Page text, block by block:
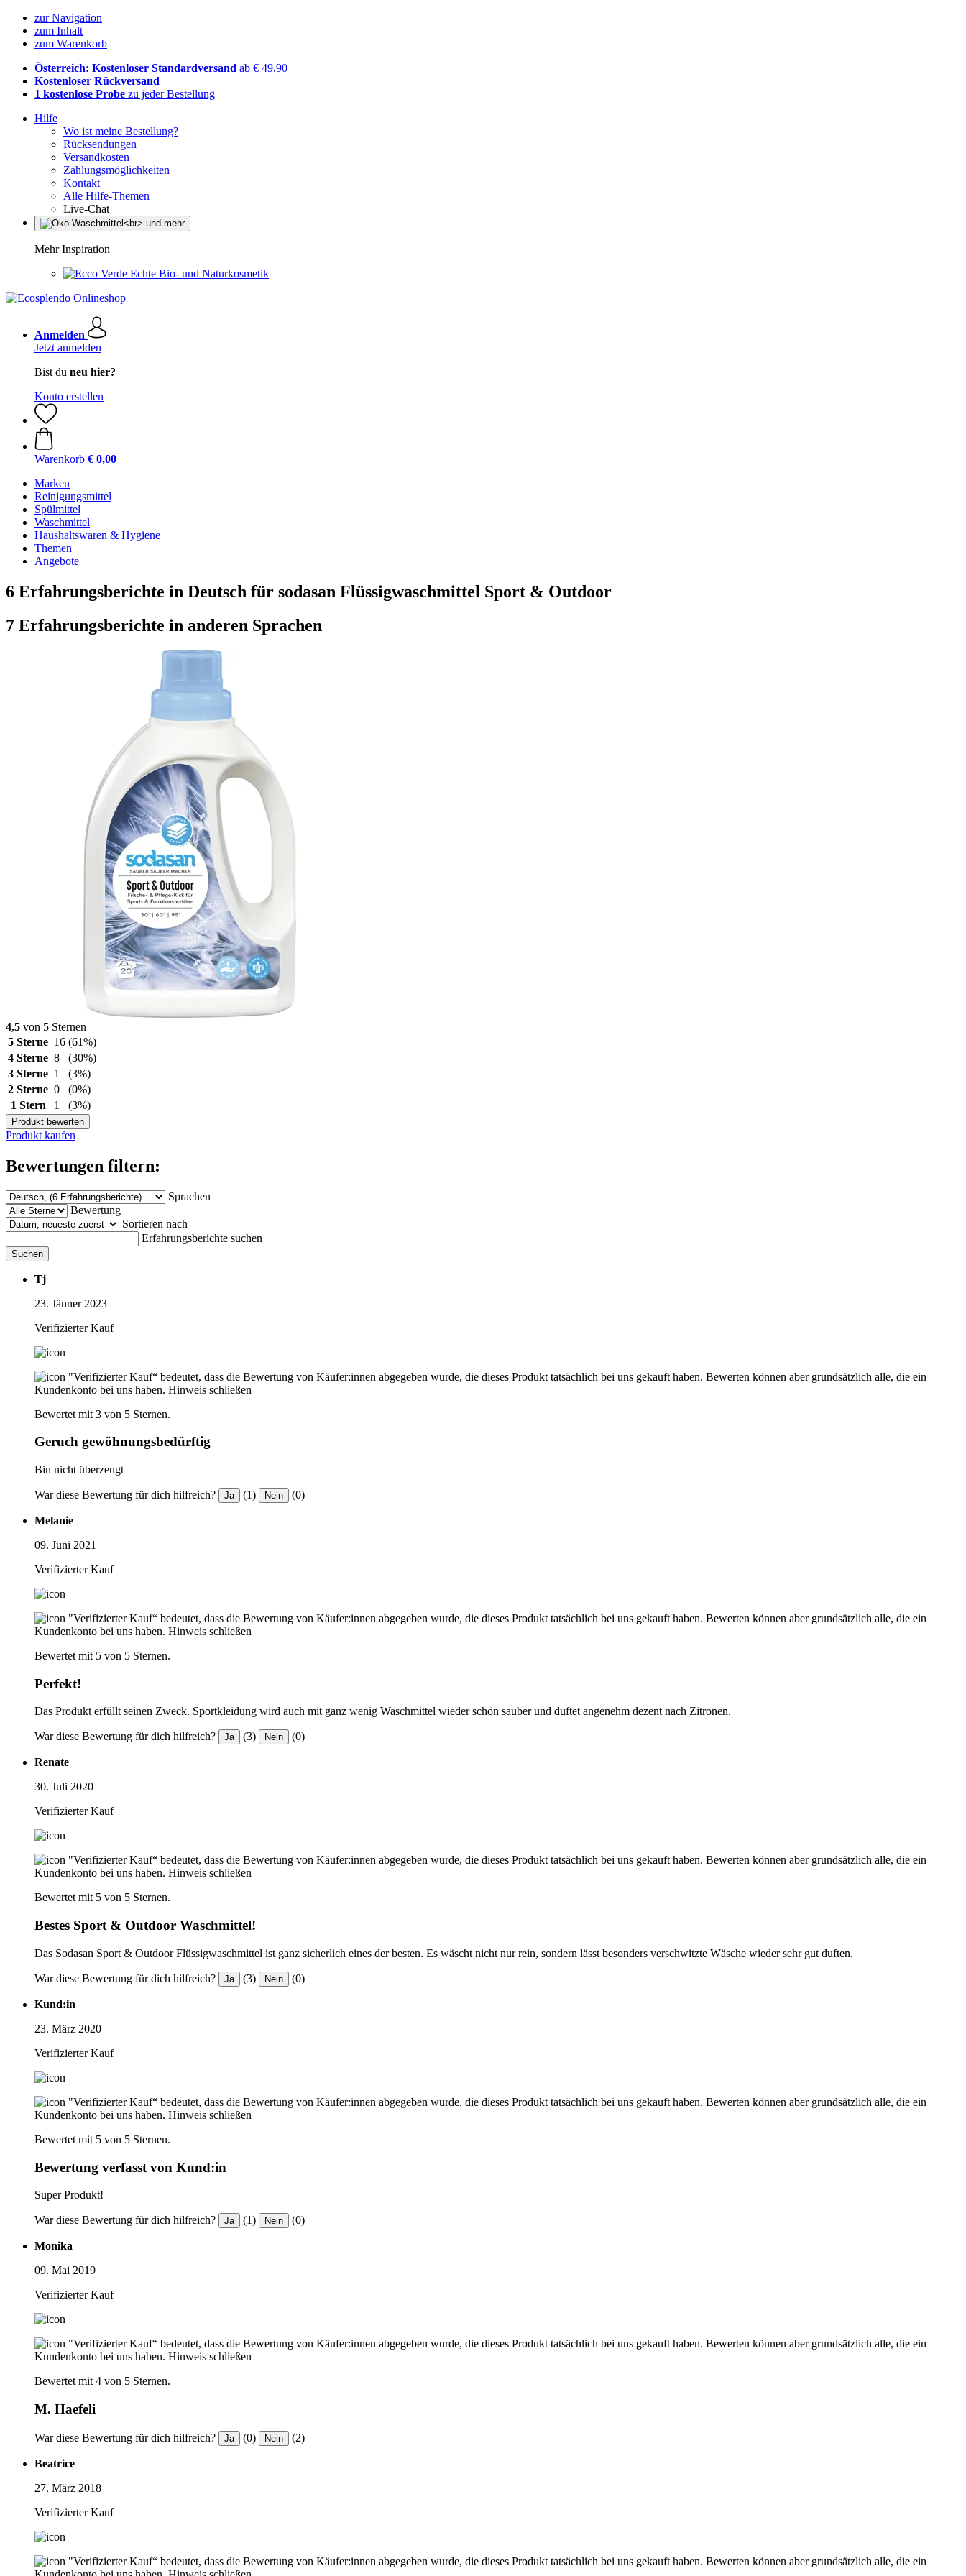
zur Navigation
zum Inhalt
zum Warenkorb
Österreich: Kostenloser Standardversand ab € 49,90
Kostenloser Rückversand
1 kostenlose Probe zu jeder Bestellung
Hilfe
Wo ist meine Bestellung?
Rücksendungen
Versandkosten
Zahlungsmöglichkeiten
Kontakt
Alle Hilfe-Themen
Live-Chat
Mehr Inspiration
Echte Bio- und Naturkosmetik
Anmelden
Jetzt anmelden
Bist du neu hier?
Konto erstellen
Warenkorb € 0,00
Marken
Reinigungsmittel
Spülmittel
Waschmittel
Haushaltswaren & Hygiene
Themen
Angebote
6 Erfahrungsberichte in Deutsch für sodasan Flüssigwaschmittel Sport & Outdoor
7 Erfahrungsberichte in anderen Sprachen
4,5 von 5 Sternen
5 Sterne 16 (61%)
4 Sterne 8
(30%)
3 Sterne 1
(3%)
2 Sterne 0
(0%)
1 Stern
1 (3%)
Produkt bewerten
Produkt kaufen
Bewertungen filtern:
Sprachen
Bewertung
Sortieren nach
Erfahrungsberichte suchen
Suchen
Tj
23. Jänner 2023
Verifizierter Kauf
"Verifizierter Kauf“ bedeutet, dass die Bewertung von Käufer:innen abgegeben wurde, die dieses Produkt tatsächlich bei uns gekauft haben. Bewerten können aber grundsätzlich alle, die ein
Kundenkonto bei uns haben. Hinweis schließen
Bewertet mit 3 von 5 Sternen.
Geruch gewöhnungsbedürftig
Bin nicht überzeugt
War diese Bewertung für dich hilfreich? Ja (1) Nein (0)
Melanie
09. Juni 2021
Verifizierter Kauf
"Verifizierter Kauf“ bedeutet, dass die Bewertung von Käufer:innen abgegeben wurde, die dieses Produkt tatsächlich bei uns gekauft haben. Bewerten können aber grundsätzlich alle, die ein
Kundenkonto bei uns haben. Hinweis schließen
Bewertet mit 5 von 5 Sternen.
Perfekt!
Das Produkt erfüllt seinen Zweck. Sportkleidung wird auch mit ganz wenig Waschmittel wieder schön sauber und duftet angenehm dezent nach Zitronen.
War diese Bewertung für dich hilfreich? Ja (3) Nein (0)
Renate
30. Juli 2020
Verifizierter Kauf
"Verifizierter Kauf“ bedeutet, dass die Bewertung von Käufer:innen abgegeben wurde, die dieses Produkt tatsächlich bei uns gekauft haben. Bewerten können aber grundsätzlich alle, die ein
Kundenkonto bei uns haben. Hinweis schließen
Bewertet mit 5 von 5 Sternen.
Bestes Sport & Outdoor Waschmittel!
Das Sodasan Sport & Outdoor Flüssigwaschmittel ist ganz sicherlich eines der besten. Es wäscht nicht nur rein, sondern lässt besonders verschwitzte Wäsche wieder sehr gut duften.
War diese Bewertung für dich hilfreich? Ja (3) Nein (0)
Kund:in
23. März 2020
Verifizierter Kauf
"Verifizierter Kauf“ bedeutet, dass die Bewertung von Käufer:innen abgegeben wurde, die dieses Produkt tatsächlich bei uns gekauft haben. Bewerten können aber grundsätzlich alle, die ein
Kundenkonto bei uns haben. Hinweis schließen
Bewertet mit 5 von 5 Sternen.
Bewertung verfasst von Kund:in
Super Produkt!
War diese Bewertung für dich hilfreich? Ja (1) Nein (0)
Monika
09. Mai 2019
Verifizierter Kauf
"Verifizierter Kauf“ bedeutet, dass die Bewertung von Käufer:innen abgegeben wurde, die dieses Produkt tatsächlich bei uns gekauft haben. Bewerten können aber grundsätzlich alle, die ein
Kundenkonto bei uns haben. Hinweis schließen
Bewertet mit 4 von 5 Sternen.
M. Haefeli
War diese Bewertung für dich hilfreich? Ja (0) Nein (2)
Beatrice
27. März 2018
Verifizierter Kauf
"Verifizierter Kauf“ bedeutet, dass die Bewertung von Käufer:innen abgegeben wurde, die dieses Produkt tatsächlich bei uns gekauft haben. Bewerten können aber grundsätzlich alle, die ein